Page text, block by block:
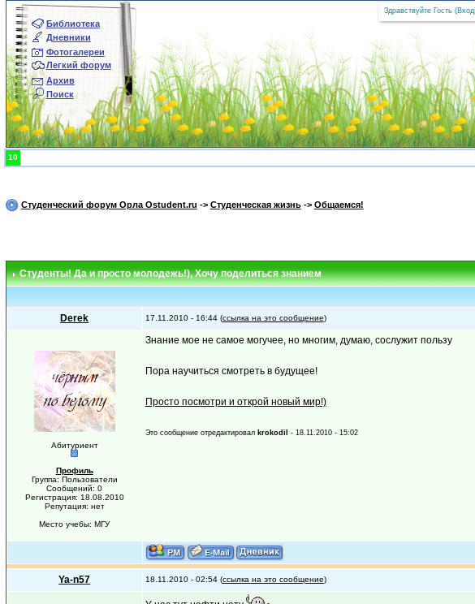
Библиотека
Дневники
Фотогалереи
Легкий форум
Архив
Поиск
Здравствуйте Гость (Вход
10
Студенческий форум Орла Ostudent.ru -> Студенческая жизнь-> Общаемся!
Студенты! Да и просто молодежь!), Хочу поделиться знанием
Derek 17.11.2010 - 16:44 (ссылка на это сообщение)
Абитуриент
Профиль
Группа: Пользователи
Сообщений: 0
Регистрация: 18.08.2010
Репутация: нет
Место учебы: МГУ
Знание мое не самое могучее, но многим, думаю, сослужит пользу
Пора научиться смотреть в будущее!
Просто посмотри и открой новый мир!)
Это сообщение отредактировал krokodil - 18.11.2010 - 15:02
Ya-n57 18.11.2010 - 02:54 (ссылка на это сообщение)